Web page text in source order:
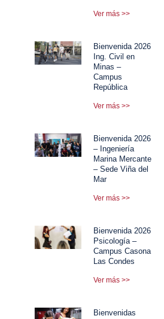
Ver más >>
Bienvenida 2026
Ing. Civil en
Minas –
Campus
República
Ver más >>
Bienvenida 2026
– Ingeniería
Marina Mercante
– Sede Viña del
Mar
Ver más >>
Bienvenida 2026
Psicología –
Campus Casona
Las Condes
Ver más >>
Bienvenidas